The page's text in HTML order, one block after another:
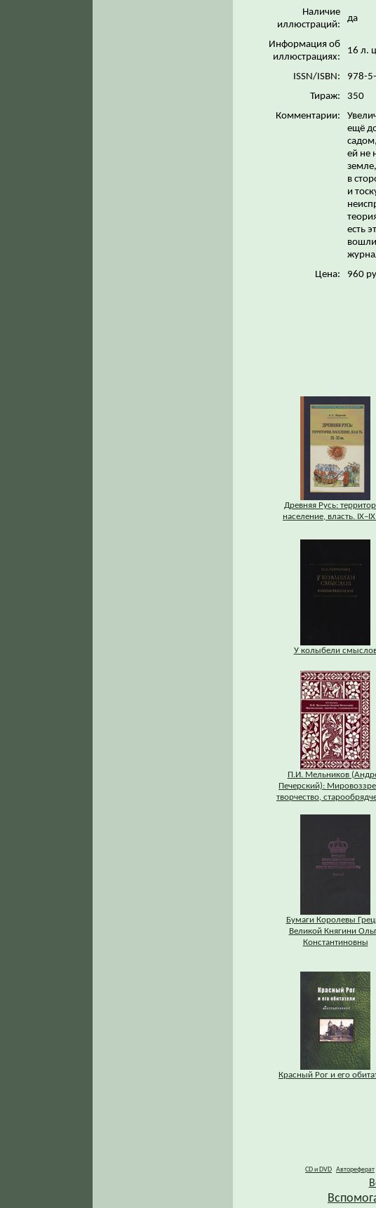
Наличие
иллюстраций:
да
Информация об
иллюстрациях:
16 л.
ISSN/ISBN:
978-
Тираж:
350
Комментарии:
ещё
ей не
в
и
есть
вошли
Цена:
960
Древняя Русь:
население, власть. IХ–IХ
У колыбели
П.И. Мельников
Печерский):
творчество,
Бумаги Королевы
Великой Княгини
Константиновны
Красный Рог и его
CD и DVD Автореферат